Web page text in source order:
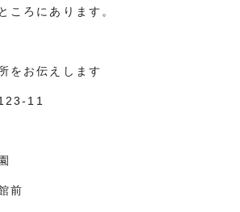
ころにあります。
をお伝えします
11
前